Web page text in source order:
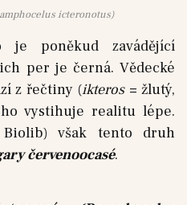
icteronotus)
je poněkud zavádějící
per je černá. Vědecké
z řečtiny (ikteros= žlutý,
vystihuje realitu lépe.
však tento druh
červenoocasé.